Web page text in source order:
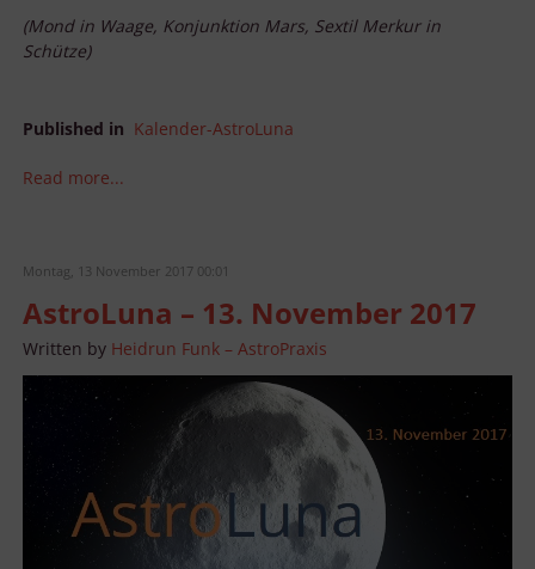
(Mond in Waage, Konjunktion Mars, Sextil Merkur in
Schütze)
Published in Kalender-AstroLuna
Read more...
Montag, 13 November 2017 00:01
AstroLuna – 13. November 2017
Written by Heidrun Funk – AstroPraxis